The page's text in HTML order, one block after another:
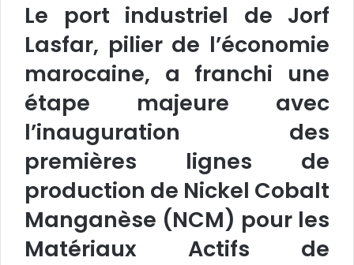
Le port industriel de Jorf
Lasfar, pilier de l’économie
marocaine, a franchi une
étape majeure avec
l’inauguration des
premières lignes de
production de Nickel Cobalt
Manganèse (NCM) pour les
Matériaux Actifs de